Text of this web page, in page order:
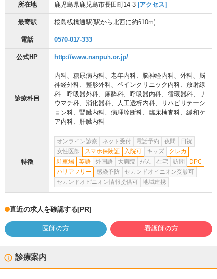
所在地 鹿児島県鹿児島市長田町14-3 [アクセス]
最寄駅 桜島桟橋通駅(駅から北西に約610m)
電話 0570-017-333
公式HP http://www.nanpuh.or.jp/
診療科目
内科、 糖尿病内科、 老年内科、 脳神経内科、 外科、 脳
神経外科、 整形外科、 ペインクリニック内科、 放射線
科、 呼吸器外科、 麻酔科、 呼吸器内科、 循環器科、
リ
ウマチ科、 消化器科、 人工透析内科、
リハビリテーシ
ョン科、 腎臓内科、 病理診断科、 臨床検査科、 緩和ケ
ア内科、 肝臓内科
特徴
オンライン診療 ネット受付 電話予約 夜間
日祝
女性医師
スマホ保険証 入院可 キッズ
クレカ
駐車場
英語 外国語 大病院 がん 在宅 訪問
DPC
バリアフリー
感染予防
セカンドオピニオン受診可
セカンドオピニオン情報提供可
地域連携
直近の求人を確認する[PR]
医師の方 看護師の方
診療案内